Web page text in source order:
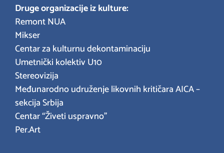
Druge organizacije iz kulture:
Remont NUA
Mikser
Centar za kulturnu dekontaminaciju
Umetnički kolektiv U10
Stereovizija
Međunarodno udruženje likovnih kritičara AICA –
sekcija Srbija
Centar “Živeti uspravno”
Per.Art